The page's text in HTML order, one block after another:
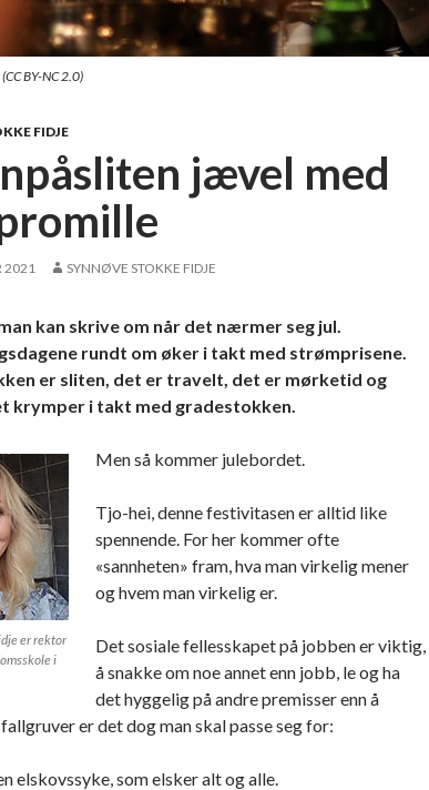
BY-NC 2.0)
FIDJE
jævel med
2021 SYNNØVE STOKKE FIDJE
kan skrive om når det nærmer seg jul.
rundt om øker i takt med strømprisene.
er sliten, det er travelt, det er mørketid og
krymper i takt med gradestokken.
er rektor
i
Men så kommer julebordet.
Tjo-hei, denne festivitasen er alltid like
spennende. For her kommer ofte
«sannheten» fram, hva man virkelig mener
og hvem man virkelig er.
Det sosiale fellesskapet på jobben er viktig,
å snakke om noe annet enn jobb, le og ha
det hyggelig på andre premisser enn å
er det dog man skal passe seg for:
elskovssyke, som elsker alt og alle.